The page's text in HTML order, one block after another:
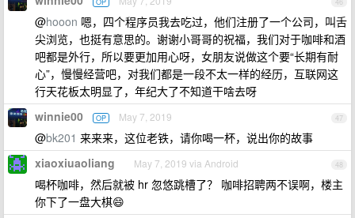
@hooon 嗯，四个程序员我去吃过，他们注册了一个公司，叫舌
尖浏览，也挺有意思的。谢谢小哥哥的祝福，我们对于咖啡和酒
吧都是外行，所以要更加用心呀，女朋友说做这个要“长期有耐
心”，慢慢经营吧，对我们都是一段不太一样的经历，互联网这
行天花板太明显了，年纪大了不知道干啥去呀
47
winnie00 OP May 7, 2019
@bk201 来来来，这位老铁，请你喝一杯，说出你的故事
48
xiaoxiuaoliang May 7, 2019 via Android
喝杯咖啡，然后就被 hr 忽悠跳槽了？ 咖啡招聘两不误啊，楼主
你下了一盘大棋😄